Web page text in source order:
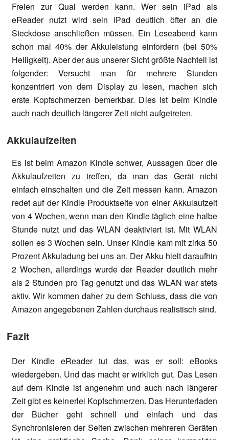
Freien zur Qual werden kann. Wer sein iPad als
eReader nutzt wird sein iPad deutlich öfter an die
Steckdose anschließen müssen. Ein Leseabend kann
schon mal 40% der Akkuleistung einfordern (bei 50%
Helligkeit). Aber der aus unserer Sicht größte Nachteil ist
folgender: Versucht man für mehrere Stunden
konzentriert von dem Display zu lesen, machen sich
erste Kopfschmerzen bemerkbar. Dies ist beim Kindle
auch nach deutlich längerer Zeit nicht aufgetreten.
Akkulaufzeiten
Es ist beim Amazon Kindle schwer, Aussagen über die
Akkulaufzeiten zu treffen, da man das Gerät nicht
einfach einschalten und die Zeit messen kann. Amazon
redet auf der Kindle Produktseite von einer Akkulaufzeit
von 4 Wochen, wenn man den Kindle täglich eine halbe
Stunde nutzt und das WLAN deaktiviert ist. Mit WLAN
sollen es 3 Wochen sein. Unser Kindle kam mit zirka 50
Prozent Akkuladung bei uns an. Der Akku hielt daraufhin
2 Wochen, allerdings wurde der Reader deutlich mehr
als 2 Stunden pro Tag genutzt und das WLAN war stets
aktiv. Wir kommen daher zu dem Schluss, dass die von
Amazon angegebenen Zahlen durchaus realistisch sind.
Fazit
Der Kindle eReader tut das, was er soll: eBooks
wiedergeben. Und das macht er wirklich gut. Das Lesen
auf dem Kindle ist angenehm und auch nach längerer
Zeit gibt es keinerlei Kopfschmerzen. Das Herunterladen
der Bücher geht schnell und einfach und das
Synchronisieren der Seiten zwischen mehreren Geräten